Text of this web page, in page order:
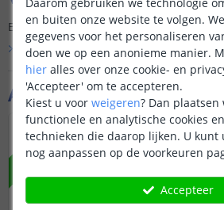
Aanvullende producten
NIEUW
Er is nog geen vraag gesteld over dit
Bekijk alle Vraag & antwoord
en buiten onze website te volgen.
gegevens voor het personaliseren
doen we op een anonieme manier.
hier alles over onze cookie- en
'Accepteer' om te accepteren.
Kiest u voor weigeren? Dan plaatsen
functionele en analytische cookies
technieken die daarop lijken. U kunt
nog aanpassen op de voorkeuren
Accepteer